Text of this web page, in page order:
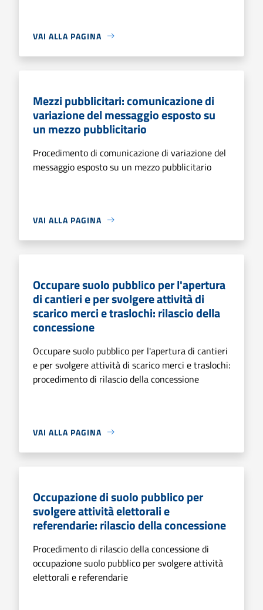
VAI ALLA PAGINA
Mezzi pubblicitari: comunicazione di
variazione del messaggio esposto su
un mezzo pubblicitario
Procedimento di comunicazione di variazione del
messaggio esposto su un mezzo pubblicitario
VAI ALLA PAGINA
Occupare suolo pubblico per l'apertura
di cantieri e per svolgere attività di
scarico merci e traslochi: rilascio della
concessione
Occupare suolo pubblico per l'apertura di cantieri
e per svolgere attività di scarico merci e traslochi:
procedimento di rilascio della concessione
VAI ALLA PAGINA
Occupazione di suolo pubblico per
svolgere attività elettorali e
referendarie: rilascio della concessione
Procedimento di rilascio della concessione di
occupazione suolo pubblico per svolgere attività
elettorali e referendarie